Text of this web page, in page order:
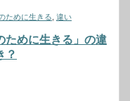
ために生きる 違い
ために生きる」の違
？